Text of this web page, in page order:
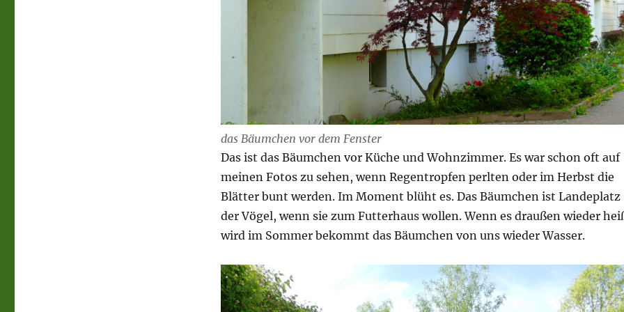
das Bäumchen vor dem Fenster
Das ist das Bäumchen vor Küche und Wohnzimmer. Es war schon oft auf
meinen Fotos zu sehen, wenn Regentropfen perlten oder im Herbst die
Blätter bunt werden. Im Moment blüht es. Das Bäumchen ist Landeplatz
der Vögel, wenn sie zum Futterhaus wollen. Wenn es draußen wieder
wird im Sommer bekommt das Bäumchen von uns wieder Wasser.